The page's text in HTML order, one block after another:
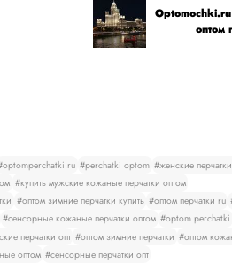
оптом
#perchatki optom #женские
#купить мужские кожаные перчатки оптом
#оптом зимние перчатки купить #оптом перчатки ru
#сенсорные кожаные перчатки оптом #optom perchatki
перчатки опт #оптом зимние перчатки #оптом
оптом #сенсорные перчатки опт